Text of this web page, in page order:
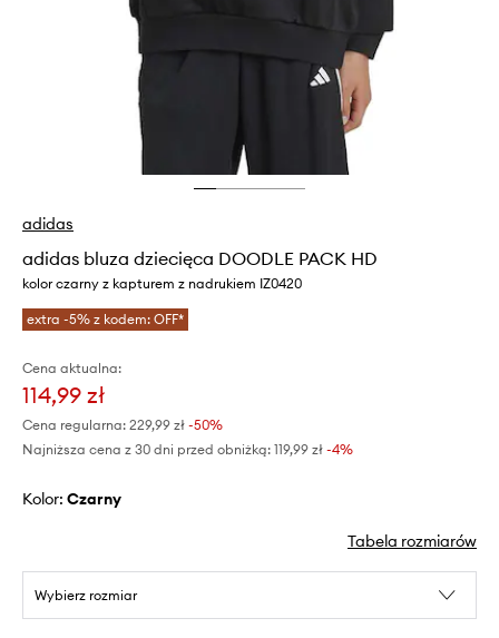
adidas
adidas bluza dziecięca DOODLE PACK HD
kolor czarny z kapturem z nadrukiem IZ0420
extra -5% z kodem: OFF*
Cena aktualna:
114,99 zł
Cena regularna: 229,99 zł -50%
Najniższa cena z 30 dni przed obniżką: 119,99 zł -4%
Kolor: czarny
Tabela rozmiarów
Wybierz rozmiar